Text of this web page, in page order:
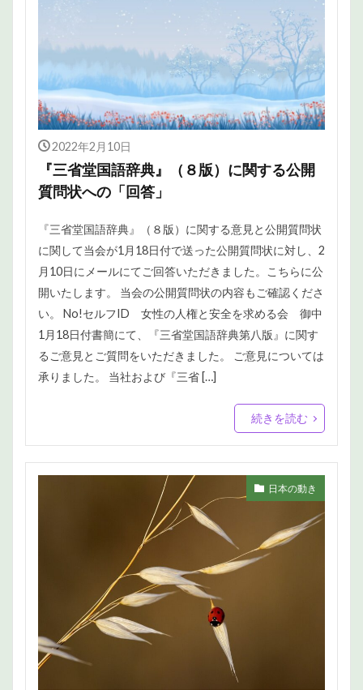
2022年2月10日
『三省堂国語辞典』（８版）に関する公開
質問状への「回答」
『三省堂国語辞典』（８版）に関する意見と公開質問状
に関して当会が1月18日付で送った公開質問状に対し、2
月10日にメールにてご回答いただきました。こちらに公
開いたします。 当会の公開質問状の内容もご確認くださ
い。 No!セルフID 女性の人権と安全を求める会 御中
1月18日付書簡にて、『三省堂国語辞典第八版』に関す
るご意見とご質問をいただきました。 ご意見については
承りました。 当社および『三省 […]
続きを読む
日本の動き